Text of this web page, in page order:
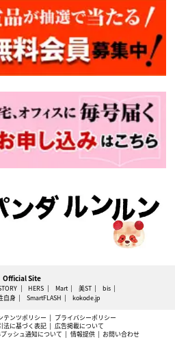
Official Site
HERS Mart 美ST
bis
自身 SmartFLASH kokode.jp
テンツポリシー
プライバシーポリシー
法に基づく表記
広告掲載について
ッシュ通知について 情報提供 お問い合わせ